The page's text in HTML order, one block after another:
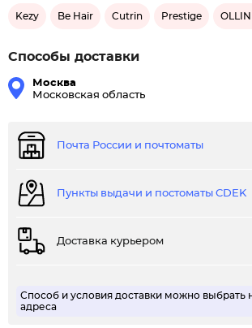
Kezy Be Hair Cutrin Prestige
Способы доставки
Москва
Московская область
Почта России и почтоматы
Пункты выдачи и постоматы CDEK
Доставка курьером
Способ и условия доставки можно выбрать
адреса